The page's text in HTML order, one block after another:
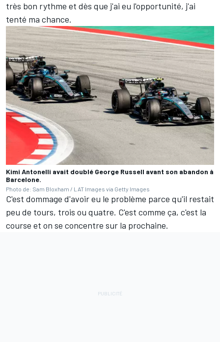
très bon rythme et dès que j'ai eu l'opportunité, j'ai
tenté ma chance.
Kimi Antonelli avait doublé George Russell avant son abandon à
Barcelone.
Photo de: Sam Bloxham / LAT Images via Getty Images
C'est dommage d'avoir eu le problème parce qu'il restait
peu de tours, trois ou quatre. C'est comme ça, c'est la
course et on se concentre sur la prochaine.